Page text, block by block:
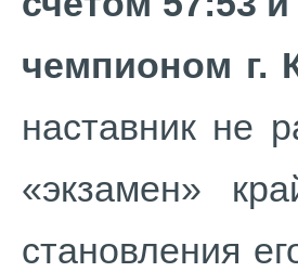
чемпионом г.
наставник не
«экзамен»
становления